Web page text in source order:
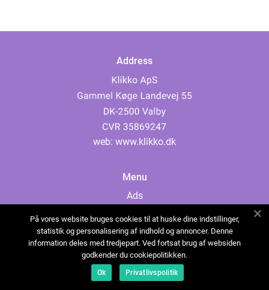
Address
web: www.klikko.dk
Menu
Ads
Cookies
Contact
Sitemap
På vores website bruges cookies til at huske dine indstillinger,
statistik og personalisering af indhold og annoncer. Denne
information deles med tredjepart. Ved fortsat brug af websiden
godkender du cookiepolitikken.
Ok Privatlivspolitik